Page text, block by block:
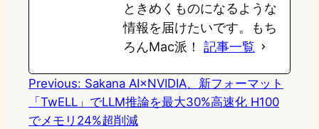
ときめくものになるような
情報を届けたいです。もち
ろんMac派！ 記事一覧
Previous: Sakana AI×NVIDIA、新フォーマット
「TwELL」でLLM推論を最大30%高速化 H100
でメモリ24%超削減